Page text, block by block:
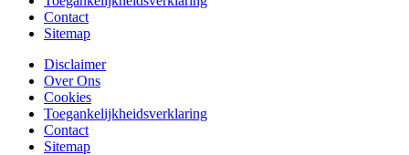
Contact
Sitemap
Disclaimer
Over Ons
Cookies
Toegankelijkheidsverklaring
Contact
Sitemap